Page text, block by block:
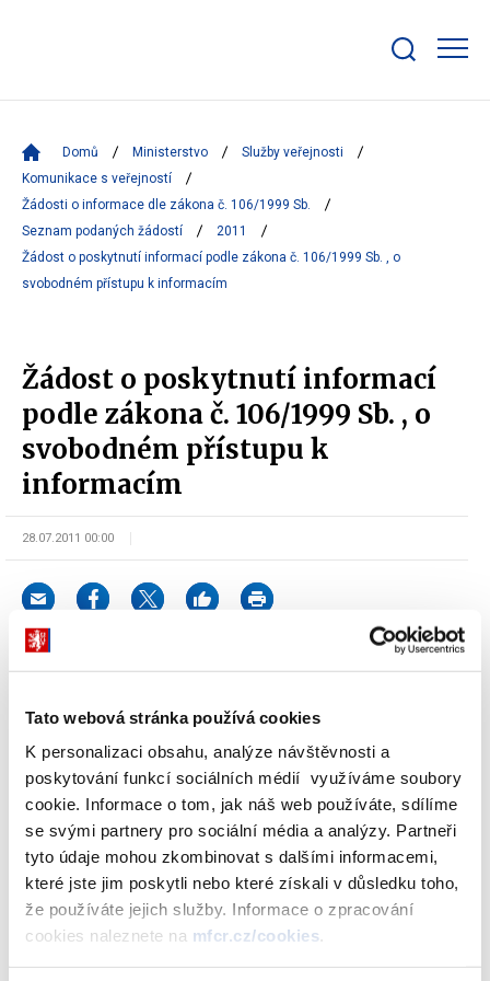
Tato webová stránka používá cookies
K personalizaci obsahu, analýze návštěvnosti a
poskytování funkcí sociálních médií využíváme soubory
cookie. Informace o tom, jak náš web používáte, sdílíme
se svými partnery pro sociální média a analýzy. Partneři
tyto údaje mohou zkombinovat s dalšími informacemi,
které jste jim poskytli nebo které získali v důsledku toho,
že používáte jejich služby. Informace o zpracování
cookies naleznete na mfcr.cz/cookies.
bar
Domů Ministerstvo
Služby veřejnosti
Komunikace s veřejností
Žádosti o informace dle zákona č. 106/1999 Sb.
Seznam podaných žádostí
2011
Žádost o poskytnutí informací podle zákona č. 106/1999 Sb. , o
svobodném přístupu k informacím
Žádost o poskytnutí informací
podle zákona č. 106/1999 Sb. , o
svobodném přístupu k
informacím
28.07.2011 00:00
Dotaz:
Žádáme Vás dle zákona č. 106/1999 Sb. o poskytnutí výpisu
všech právnických a fyzických osob, kterým bylo prominuto
zaplacení vyměřené sankce za pochybení při čerpání dotací z
veřejných rozpočtů, s uvedením názvu/jména, IČO, částky (zvlášť
penále, sankce, vrácení dotace) a odůvodněním proč došlo k
prominutí (s ohledem na zákonnou povinnost spravovat veřejné
finance s péčí řádného hospodáře), a to za období 04-06/2009
(2. kvartál).